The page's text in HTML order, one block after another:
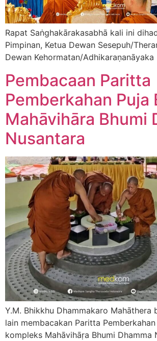
Rapat Saṅghakārakasabhā kali ini
Pimpinan, Ketua Dewan Sesepuh/
Dewan Kehormatan/Adhikaraṇanāyaka
Pembacaan Paritta
Pemberkahan Puja
Mahāvihāra Bhumi
Nusantara
Y.M. Bhikkhu Dhammakaro Mahāthera
lain membacakan Paritta
kompleks Mahāvihāṛa Bhumi Dhamma